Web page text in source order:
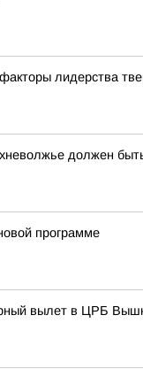
лидерства
должен
программе
вылет в ЦРБ